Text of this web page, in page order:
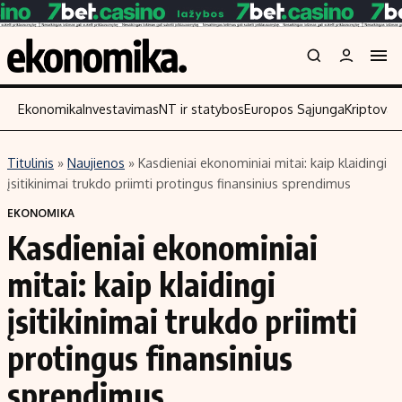
Turinys
Naujienos
Aplinka
Verslas
Energetika
Ekonomika
Politika
NT ir statybos
Skaitykite
Įmonės
Žemės ūkis
Technologijos
Laisvalaikis
EkonomikaInvestavimasNT ir statybosEuropos Sąjunga
Titulinis » Naujienos » Kasdieniai ekonominiai mitai: kaip klaidingi
įsitikinimai trukdo priimti protingus finansinius sprendimus
EKONOMIKA
Kasdieniai ekonominiai
mitai: kaip klaidingi
įsitikinimai trukdo priimti
protingus finansinius